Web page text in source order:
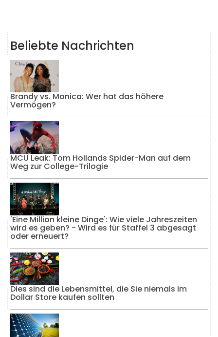
Beliebte Nachrichten
Brandy vs. Monica: Wer hat das höhere
Vermögen?
MCU Leak: Tom Hollands Spider-Man auf dem
Weg zur College-Trilogie
'Eine Million kleine Dinge': Wie viele Jahreszeiten
wird es geben? - Wird es für Staffel 3 abgesagt
oder erneuert?
Dies sind die Lebensmittel, die Sie niemals im
Dollar Store kaufen sollten